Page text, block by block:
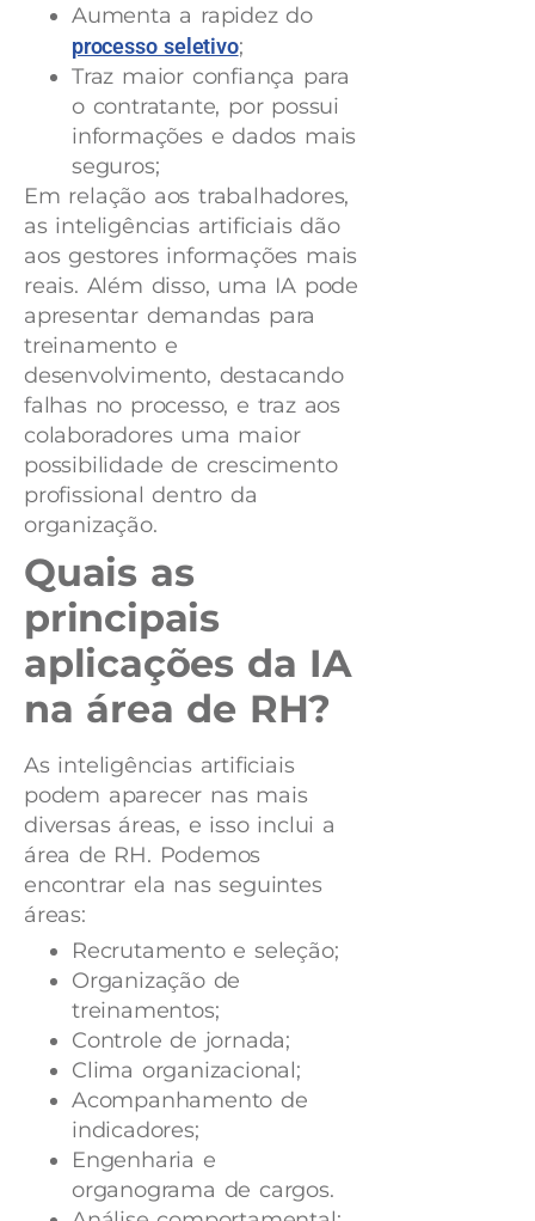
Aumenta a rapidez do
processo seletivo;
Traz maior confiança para
o contratante, por possui
informações e dados mais
seguros;
Em relação aos trabalhadores,
as inteligências artificiais dão
aos gestores informações mais
reais. Além disso, uma IA pode
apresentar demandas para
treinamento e
desenvolvimento, destacando
falhas no processo, e traz aos
colaboradores uma maior
possibilidade de crescimento
profissional dentro da
organização.
Quais as
principais
aplicações da IA
na área de RH?
As inteligências artificiais
podem aparecer nas mais
diversas áreas, e isso inclui a
área de RH. Podemos
encontrar ela nas seguintes
áreas:
Recrutamento e seleção;
Organização de
treinamentos;
Controle de jornada;
Clima organizacional;
Acompanhamento de
indicadores;
Engenharia e
organograma de cargos.